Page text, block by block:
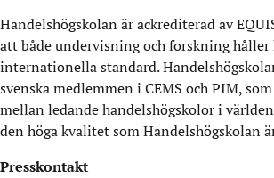
Handelshögskolan är ackrediterad av
att både undervisning och forskning håller
internationella standard.
svenska medlemmen i CEMS och PIM,
mellan ledande handelshögskolor i
den höga kvalitet som Handelshögskolan
Presskontakt